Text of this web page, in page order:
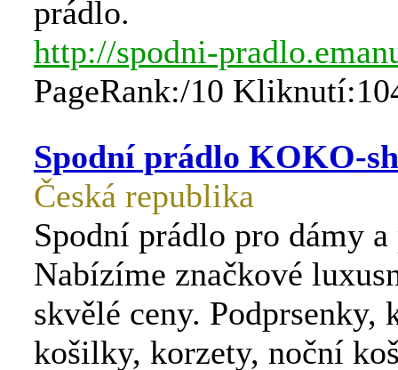
prádlo.
http://spodni-
PageRank:/10
Spodní prádlo KOKO-
Česká republika
Spodní prádlo pro dámy a
Nabízíme značkové
skvělé ceny. Podprsenky,
košilky, korzety, noční